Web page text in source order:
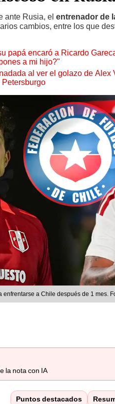
ante Rusia, el entrenador de
cambios, entre los que
papá encaró a Ricardo
a mi hijo?"
al ver el golazo de Alex
enfrentarse a Chile después de 1 mes.
la nota con IA
Puntos destacados